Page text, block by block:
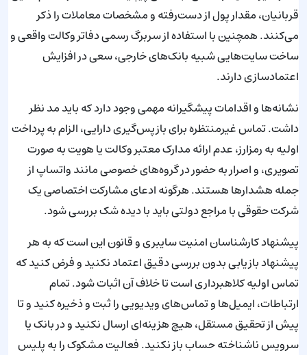
قربانیان، مقدار پول از دست‌رفته و مشخصات معاملات را ذکر
می‌کنند. همچنین با استفاده از سربرگ رسمی دفاتر وکالت واقعی و
ساخت سایت‌هایی شبیه بانک‌های خارجی، سعی در افزایش
اعتمادسازی دارند.
نشانه‌ها و اقدامات پیشگیرانه مهمی وجود دارد که باید مد نظر
داشت. تماس غیرمنتظره برای بازپس‌گیری دارایی، الزام به پرداخت
اولیه به رمزارز، عدم ارائه مدارک معتبر وکالت یا هویت به صورت
تصویری، و اصرار به حضور در گروه‌های خصوصی مانند واتساپ از
جمله هشدارها هستند. هرگونه ادعای مشارکت اختصاصی یک
شرکت حقوقی با مراجع دولتی باید با دیده شک بررسی شود.
پیشنهاد کارشناسان امنیت سایبری و قانون این است که به هر
پیشنهاد بازیابی بدون بررسی دقیق اعتماد نکنید و فرض کنید که
تماس اولیه کلاهبرداری است تا خلاف آن اثبات شود. تمام
ارتباطات، ایمیل‌ها و تماس‌های ویدیویی را ثبت و ذخیره کنید و تا
پیش از تحقیق مستقل، هیچ هزینه‌ای ارسال نکنید و در بانک یا
سرویس ناشناخته حساب باز نکنید. فعالیت مشکوک را به پلیس